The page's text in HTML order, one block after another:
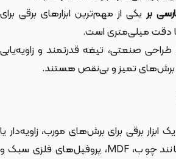
بریکی از مهم‌ترین ابزارهای برقی برای
دقت میلی‌متری است.
طراحی صنعتی، تیغه قدرتمند و زاویه‌یابی
برش‌های تمیز و بی‌نقص هستند.
ابزار برقی برای برش‌های مورب، زاویه‌دار یا
صاف در متریال‌هایی مانند چوب، MDF، پروفیل‌های فلزی سبک و